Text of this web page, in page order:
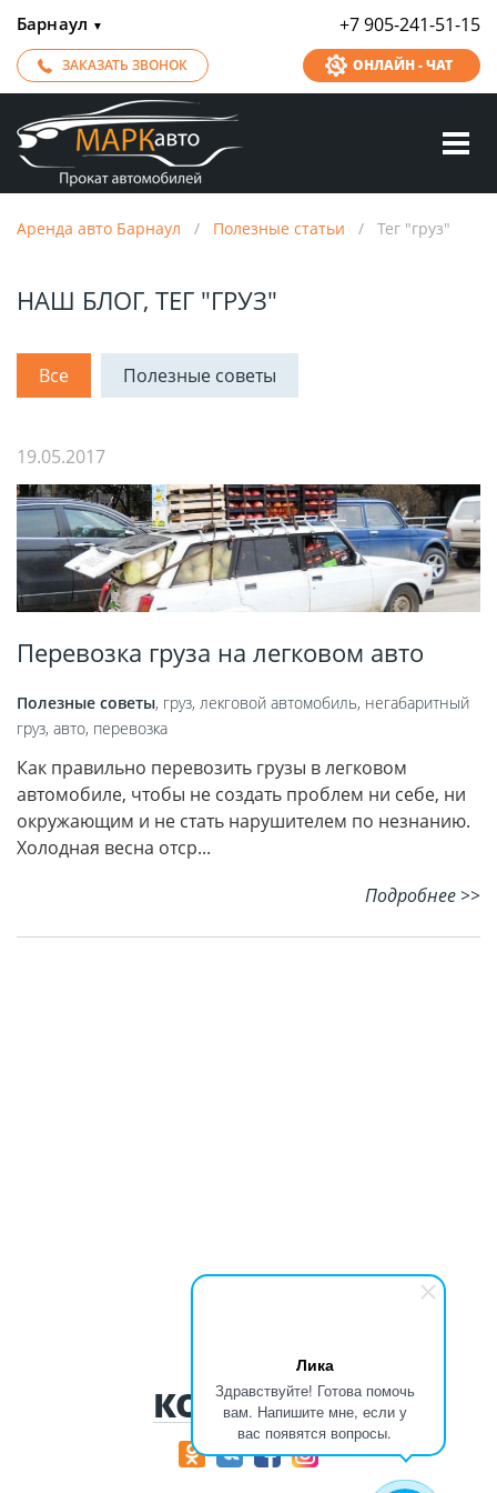
Лика
Здравствуйте! Готова помочь
вам. Напишите мне, если у
вас появятся вопросы.
Барнаул ▼ +7 905-241-51-15
ЗАКАЗАТЬ ЗВОНОК ОНЛАЙН - ЧАТ
Аренда авто Барнаул / Полезные статьи / Тег "груз"
НАШ БЛОГ, ТЕГ "ГРУЗ"
Все Полезные советы
19.05.2017
Перевозка груза на легковом авто
Полезные советы, груз, лекговой автомобиль, негабаритный
груз, авто, перевозка
Как правильно перевозить грузы в легковом
автомобиле, чтобы не создать проблем ни себе, ни
окружающим и не стать нарушителем по незнанию.
Холодная весна отср...
Подробнее >>
КОНТАКТЫ